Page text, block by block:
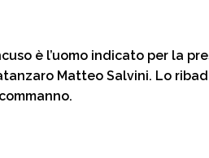
è l’uomo indicato per la
Matteo Salvini. Lo